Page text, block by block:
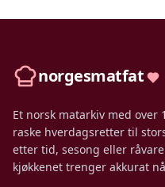
norgesmatfat
Et norsk matarkiv med
raske hverdagsretter til
etter tid, sesong eller
kjøkkenet trenger akkurat